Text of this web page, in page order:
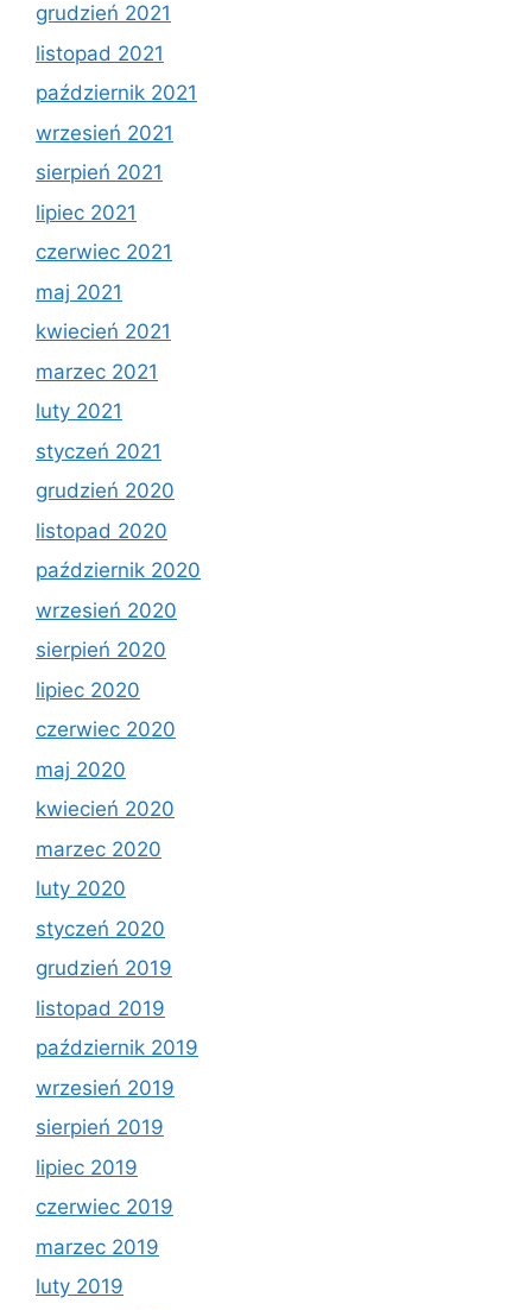
grudzień 2021
listopad 2021
październik 2021
wrzesień 2021
sierpień 2021
lipiec 2021
czerwiec 2021
maj 2021
kwiecień 2021
marzec 2021
luty 2021
styczeń 2021
grudzień 2020
listopad 2020
październik 2020
wrzesień 2020
sierpień 2020
lipiec 2020
czerwiec 2020
maj 2020
kwiecień 2020
marzec 2020
luty 2020
styczeń 2020
grudzień 2019
listopad 2019
październik 2019
wrzesień 2019
sierpień 2019
lipiec 2019
czerwiec 2019
marzec 2019
luty 2019